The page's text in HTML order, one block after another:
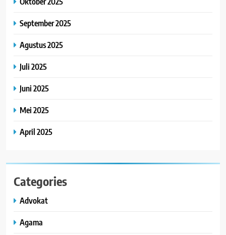
September 2025
Agustus 2025
Juli 2025
Juni 2025
Mei 2025
April 2025
Categories
Advokat
Agama